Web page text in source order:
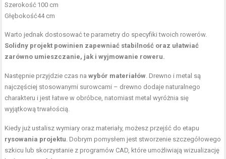
Szerokość 100 cm
Głębokość44 cm
Warto jednak dostosować te parametry do specyfiki twoich rowerów.
Solidny projekt powinien zapewniać stabilność oraz ułatwiać
zarówno umieszczanie, jak i wyjmowanie roweru.
Następnie przyjdzie czas nawybór materiałów . Drewno i metal są
najczęściej stosowanymi surowcami – drewno dodaje naturalnego
charakteru i jest łatwe w obróbce, natomiast metal wyróżnia się
wyjątkową trwałością.
Kiedy już ustalisz wymiary oraz materiały, możesz przejść do etapu
rysowania projektu . Dobrym pomysłem jest stworzenie szczegółowego
szkicu lub skorzystanie z programów CAD, które umożliwiają wizualizację